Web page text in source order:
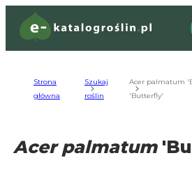
Strona
główna
Szukaj
roślin
Acer palmatum
'Butterfly'
Acer palmatum